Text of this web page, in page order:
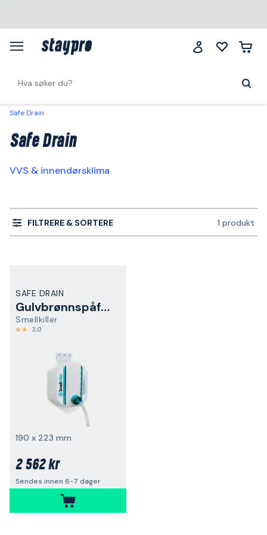
Safe Drain
Safe Drain
VVS & innendørsklima
FILTRERE & SORTERE 1 produkt
SAFE DRAIN
Gulvbrønnspåfyller
Smellkiller
2,0
190 x 223 mm
2 562 kr
Sendes innen 6-7 dager